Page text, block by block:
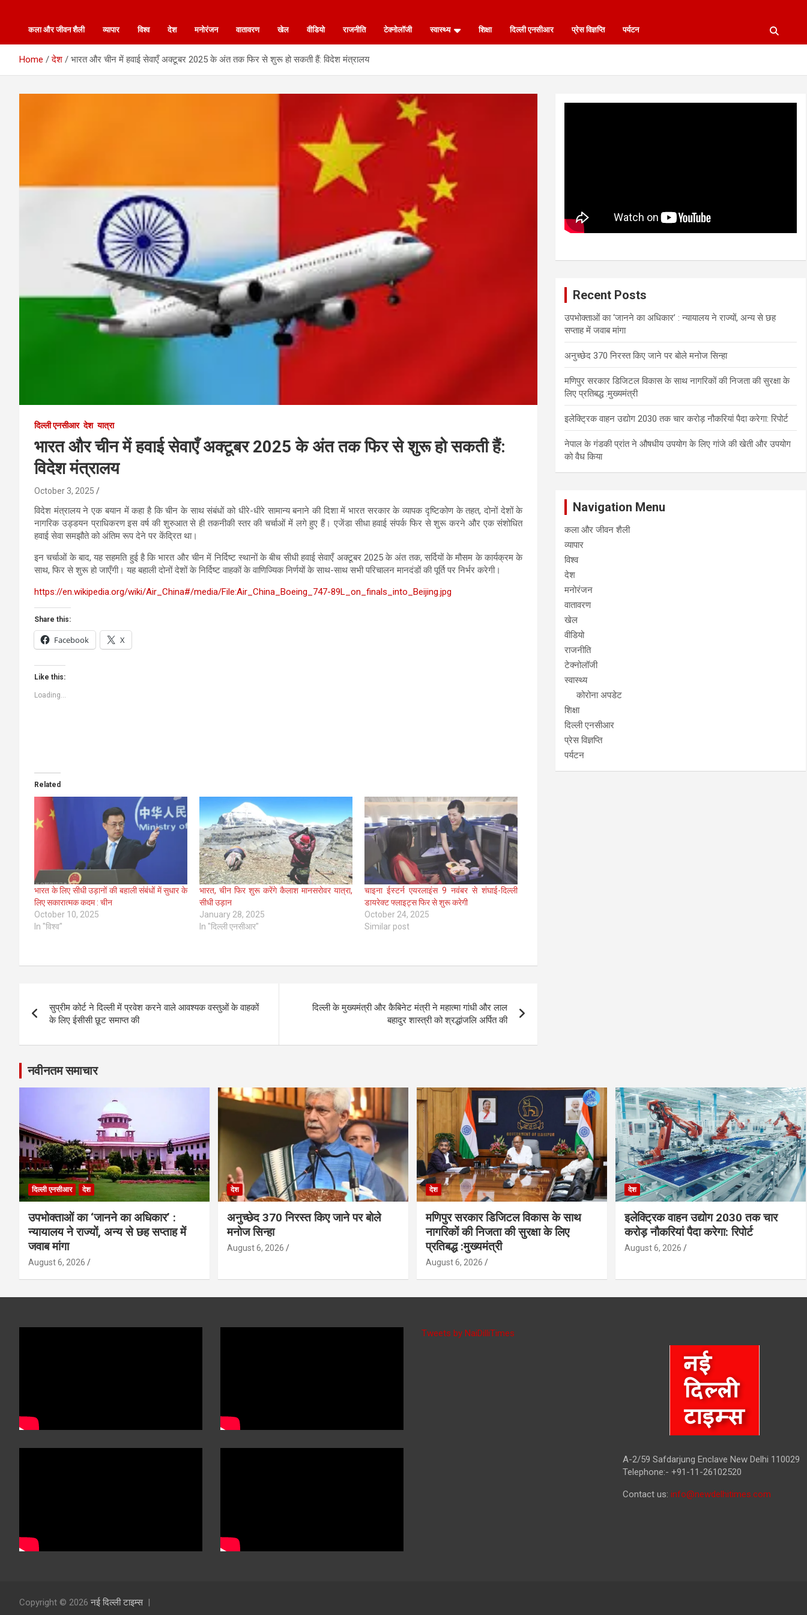
कला और जीवन शैली व्यापार विश्व देश मनोरंजन वातावरण खेल वीडियो राजनीति टेक्नोलॉजी स्वास्थ्य शिक्षा दिल्ली एनसीआर प्रेस विज्ञप्ति पर्यटन
Home देश भारत और चीन में हवाई सेवाएँ अक्टूबर 2025 के अंत तक फिर से शुरू हो सकती हैं: विदेश मंत्रालय
दिल्ली एनसीआर देश यात्रा
भारत और चीन में हवाई सेवाएँ अक्टूबर 2025 के अंत तक फिर से शुरू हो सकती हैं:
विदेश मंत्रालय
October 3, 2025
विदेश मंत्रालय ने एक बयान में कहा है कि चीन के साथ संबंधों को धीरे-धीरे सामान्य बनाने की दिशा में भारत सरकार के व्यापक दृष्टिकोण के तहत, दोनों देशों के
नागरिक उड्डयन प्राधिकरण इस वर्ष की शुरुआत से ही तकनीकी स्तर की चर्चाओं में लगे हुए हैं। एजेंडा सीधा हवाई संपर्क फिर से शुरू करने और एक संशोधित
हवाई सेवा समझौते को अंतिम रूप देने पर केंद्रित था।
इन चर्चाओं के बाद, यह सहमति हुई है कि भारत और चीन में निर्दिष्ट स्थानों के बीच सीधी हवाई सेवाएँ अक्टूबर 2025 के अंत तक, सर्दियों के मौसम के कार्यक्रम के
साथ, फिर से शुरू हो जाएँगी। यह बहाली दोनों देशों के निर्दिष्ट वाहकों के वाणिज्यिक निर्णयों के साथ-साथ सभी परिचालन मानदंडों की पूर्ति पर निर्भर करेगी।
https://en.wikipedia.org/wiki/Air_China#/media/File:Air_China_Boeing_747-89L_on_finals_into_Beijing.jpg
Share this:
Facebook X
Like this:
Loading...
Related
भारत के लिए सीधी उड़ानों की बहाली संबंधों में सुधार के
लिए सकारात्मक कदम : चीन
October 10, 2025
In "विश्व"
भारत, चीन फिर शुरू करेंगे कैलाश मानसरोवर यात्रा,
सीधी उड़ान
January 28, 2025
In "दिल्ली एनसीआर"
चाइना ईस्टर्न एयरलाइंस 9 नवंबर से शंघाई-दिल्ली
डायरेक्ट फ्लाइट्स फिर से शुरू करेगी
October 24, 2025
Similar post
navigation
सुप्रीम कोर्ट ने दिल्ली में प्रवेश करने वाले आवश्यक वस्तुओं के वाहकों
के लिए ईसीसी छूट समाप्त की
दिल्ली के मुख्यमंत्री और कैबिनेट मंत्री ने महात्मा गांधी और लाल
बहादुर शास्त्री को श्रद्धांजलि अर्पित की
Recent Posts
उपभोक्ताओं का ‘जानने का अधिकार’ : न्यायालय ने राज्यों, अन्य से छह
सप्ताह में जवाब मांगा
अनुच्छेद 370 निरस्त किए जाने पर बोले मनोज सिन्हा
मणिपुर सरकार डिजिटल विकास के साथ नागरिकों की निजता की सुरक्षा के
लिए प्रतिबद्ध :मुख्यमंत्री
इलेक्ट्रिक वाहन उद्योग 2030 तक चार करोड़ नौकरियां पैदा करेगा: रिपोर्ट
नेपाल के गंडकी प्रांत ने औषधीय उपयोग के लिए गांजे की खेती और उपयोग
को वैध किया
Navigation Menu
कला और जीवन शैली
व्यापार
विश्व
देश
मनोरंजन
वातावरण
खेल
वीडियो
राजनीति
टेक्नोलॉजी
स्वास्थ्य
कोरोना अपडेट
शिक्षा
दिल्ली एनसीआर
प्रेस विज्ञप्ति
पर्यटन
नवीनतम समाचार
दिल्ली एनसीआर देश
उपभोक्ताओं का ‘जानने का अधिकार’ :
न्यायालय ने राज्यों, अन्य से छह सप्ताह में
जवाब मांगा
August 6, 2026
देश
अनुच्छेद 370 निरस्त किए जाने पर बोले
मनोज सिन्हा
August 6, 2026
देश
मणिपुर सरकार डिजिटल विकास के साथ
नागरिकों की निजता की सुरक्षा के लिए
प्रतिबद्ध :मुख्यमंत्री
August 6, 2026
देश
इलेक्ट्रिक वाहन उद्योग 2030 तक चार
करोड़ नौकरियां पैदा करेगा: रिपोर्ट
August 6, 2026
Tweets by NaiDilliTimes
A-2/59 Safdarjung Enclave New Delhi 110029
Telephone:- +91-11-26102520
Contact us: info@newdelhitimes.com
Copyright © 2026 नई दिल्ली टाइम्स